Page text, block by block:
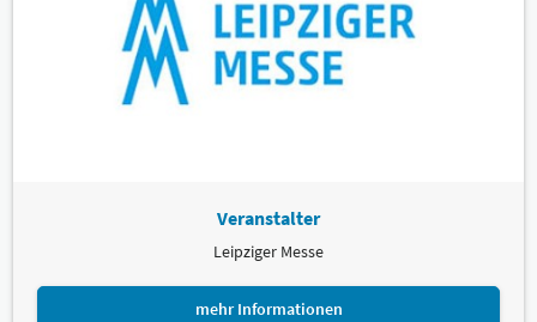
Veranstalter
Leipziger Messe
mehr Informationen